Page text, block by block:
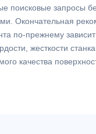
поисковые запросы
Окончательная
по-прежнему
жесткости
качества